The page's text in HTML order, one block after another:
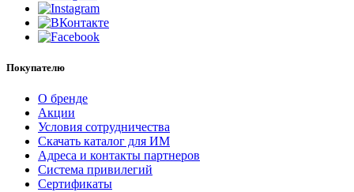
Покупателю
О бренде
Акции
Условия сотрудничества
Скачать каталог для ИМ
Адреса и контакты партнеров
Система привилегий
Сертификаты